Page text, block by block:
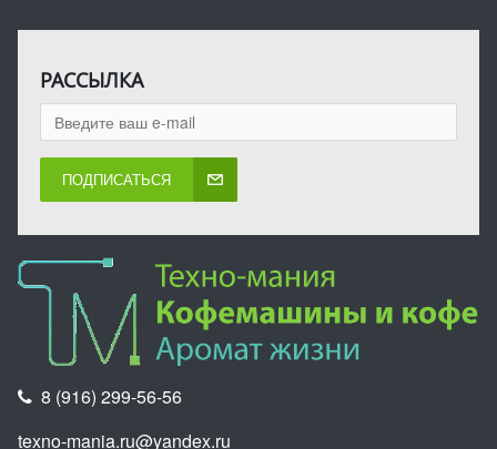
РАССЫЛКА
ПОДПИСАТЬСЯ
8 (916) 299-56-56
texno-mania.ru@yandex.ru